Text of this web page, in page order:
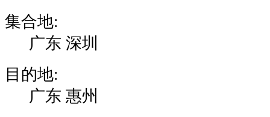
集合地:
广东 深圳
目的地:
广东 惠州